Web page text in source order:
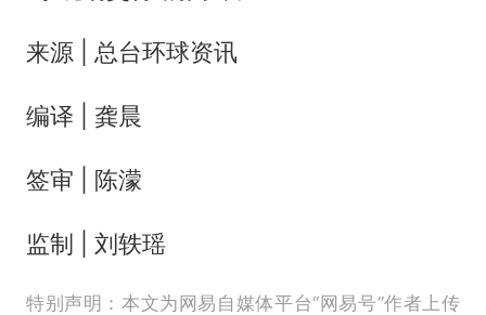
来源 | 总台环球资讯
编译 | 龚晨
签审 | 陈濛
监制 | 刘轶瑶
特别声明：本文为网易自媒体平台“网易号”作者上传